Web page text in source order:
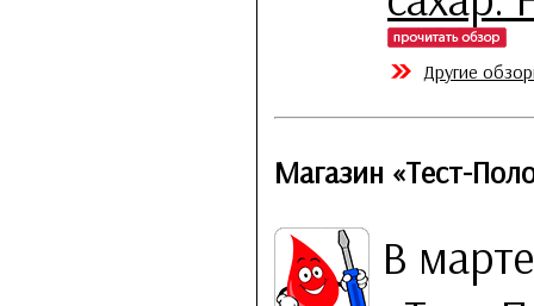
Другие
Магазин «Тест-
В